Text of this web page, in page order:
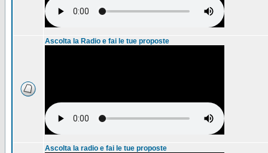
Ascolta la Radio e fai le tue proposte
Ascolta la radio e fai le tue proposte